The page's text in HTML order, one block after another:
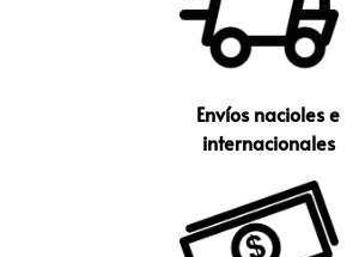
Envíos nacioles e
internacionales